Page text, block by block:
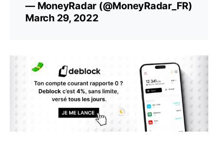
— MoneyRadar (@MoneyRadar_FR)
March 29, 2022